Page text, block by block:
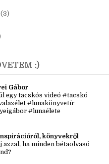
(3)
:)
Gábor
egy tacskós videó #tacskó
#lunakönyvetír
#lunaélete
könyvekről
azzal, ha minden bétaolvasó